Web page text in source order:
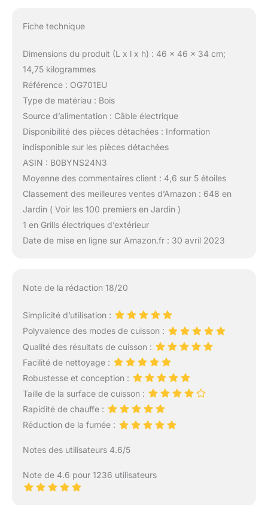
Fiche technique
Dimensions du produit (L x l x h) : 46 x 46 x 34 cm;
14,75 kilogrammes
Référence : OG701EU
Type de matériau : Bois
Source d’alimentation : Câble électrique
Disponibilité des pièces détachées : Information
indisponible sur les pièces détachées
ASIN : B0BYNS24N3
Moyenne des commentaires client : 4,6 sur 5 étoiles
Classement des meilleures ventes d’Amazon : 648 en
Jardin ( Voir les 100 premiers en Jardin )
1 en Grills électriques d’extérieur
Date de mise en ligne sur Amazon.fr : 30 avril 2023
Note de la rédaction 18/20
Simplicité d’utilisation :
Polyvalence des modes de cuisson :
Qualité des résultats de cuisson :
Facilité de nettoyage :
Robustesse et conception :
Taille de la surface de cuisson :
Rapidité de chauffe :
Réduction de la fumée :
Notes des utilisateurs 4.6/5
Note de 4.6 pour 1236 utilisateurs